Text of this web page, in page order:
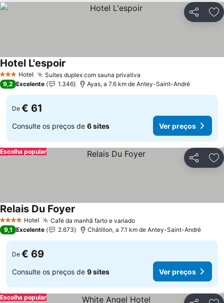
Partilhar
3 EstrelasHotel Suítes duplex com sauna privativa
Hotel L'espoir
9,2 Excelente 1.346 Ayas, a 7.6 km de Antey-Saint-André
De € 61
Consulte os preços de 6 sites Ver preços
Partilhar
Escolha popular
4 EstrelasHotel Café da manhã farto e variadoVer preços
Relais Du Foyer
9,1 Excelente 2.673 Châtillon, a 7.1 km de Antey-Saint-André
De € 69
Consulte os preços de 9 sites Ver preços
Escolha popular